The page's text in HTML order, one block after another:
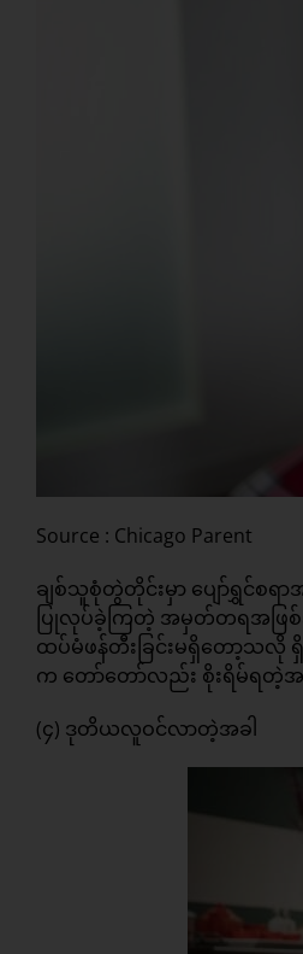
Source : Chicago Parent
ချစ်သူစုံတွဲတိုင်းမှာ ပျော်ရွှင်
ပြုလုပ်ခဲ့ကြတဲ့ အမှတ်တရအဖြ
ထပ်မံဖန်တီးခြင်းမရှိတော့သလို
က တော်တော်လည်း စိုးရိမ်ရတဲ့
(၄) ဒုတိယလူဝင်လာတဲ့အခါ